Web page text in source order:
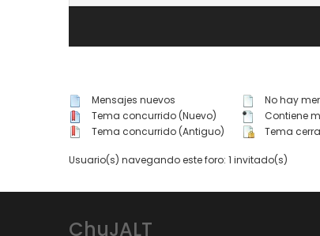
Mensajes nuevos
Tema concurrido (Nuevo)
Tema concurrido (Antiguo)
No hay
Contiene
Tema
Usuario(s) navegando este foro: 1 invitado(s)
ChuJALT